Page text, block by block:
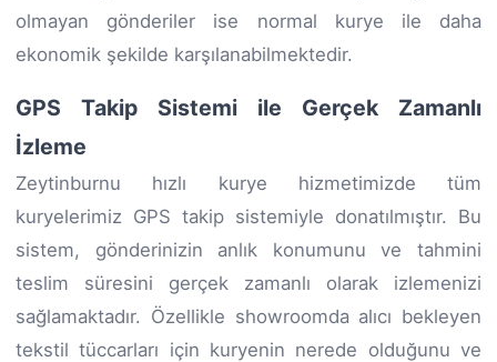
olmayan gönderiler ise normal kurye ile daha
ekonomik şekilde karşılanabilmektedir.
GPS Takip Sistemi ile Gerçek Zamanlı
İzleme
Zeytinburnu hızlı kurye hizmetimizde tüm
kuryelerimiz GPS takip sistemiyle donatılmıştır. Bu
sistem, gönderinizin anlık konumunu ve tahmini
teslim süresini gerçek zamanlı olarak izlemenizi
sağlamaktadır. Özellikle showroomda alıcı bekleyen
tekstil tüccarları için kuryenin nerede olduğunu ve